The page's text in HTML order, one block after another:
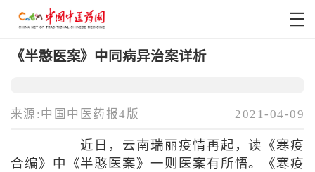
《半憨医案》中同病异治案详析
来源:中国中医药报4版 2021-04-09
近日，云南瑞丽疫情再起，读《寒疫
合编》中《半憨医案》一则医案有所悟。《寒疫